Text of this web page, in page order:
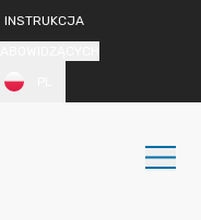
INSTRUKCJA